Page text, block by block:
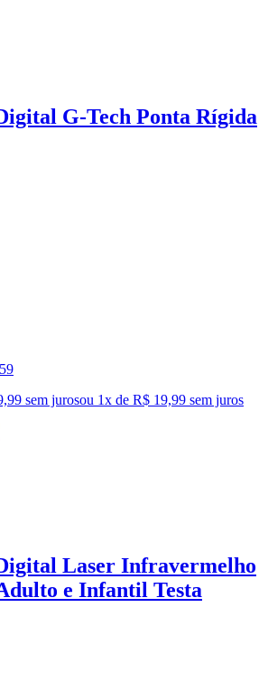
G-Tech Ponta Rígida
59
sem jurosou 1x de R$ 19,99 sem juros
Laser Infravermelho
e Infantil Testa